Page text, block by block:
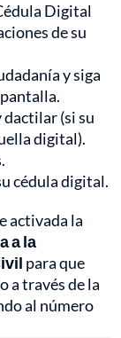
Digital
de su
y siga
(si su
digital).
cédula digital.
activada la
a la
para que
a través de la
al número